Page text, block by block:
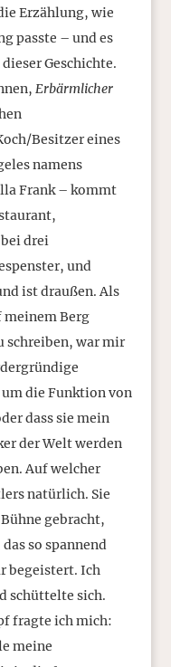
Erzählung, wie
passte – und es
Geschichte.
Erbärmlicher
Besitzer eines
namens
Frank – kommt
drei
und
ist draußen. Als
meinem Berg
schreiben, war mir
die Funktion von
dass sie mein
der Welt werden
Auf welcher
natürlich. Sie
gebracht,
so spannend
begeistert. Ich
schüttelte sich.
fragte ich mich:
meine